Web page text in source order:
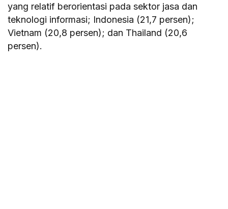
yang relatif berorientasi pada sektor jasa dan
teknologi informasi; Indonesia (21,7 persen);
Vietnam (20,8 persen); dan Thailand (20,6
persen).